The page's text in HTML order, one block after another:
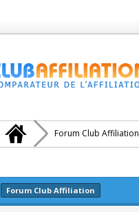
Forum Club Affiliation
Forum Club Affiliation